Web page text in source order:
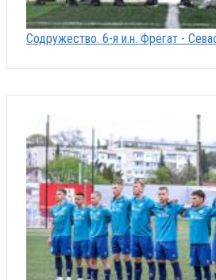
Содружество. 6-я и.н. Фрегат -